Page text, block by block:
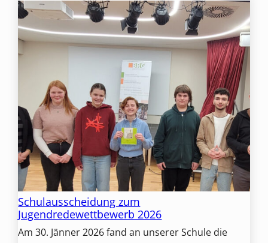
Schulausscheidung zum
Jugendredewettbewerb 2026
Am 30. Jänner 2026 fand an unserer Schule die